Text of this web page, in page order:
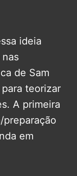
ideia
de Sam
teorizar
A primeira
em